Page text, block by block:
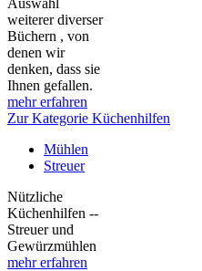
Auswahl
weiterer diverser
Büchern , von
denen wir
denken, dass sie
Ihnen gefallen.
mehr erfahren
Zur Kategorie Küchenhilfen
Mühlen
Streuer
Nützliche
Küchenhilfen --
Streuer und
Gewürzmühlen
mehr erfahren